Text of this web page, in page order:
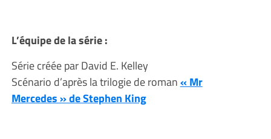
L’équipe de la série :
Série créée par David E. Kelley
Scénario d’après la trilogie de roman« Mr
Mercedes » de Stephen King